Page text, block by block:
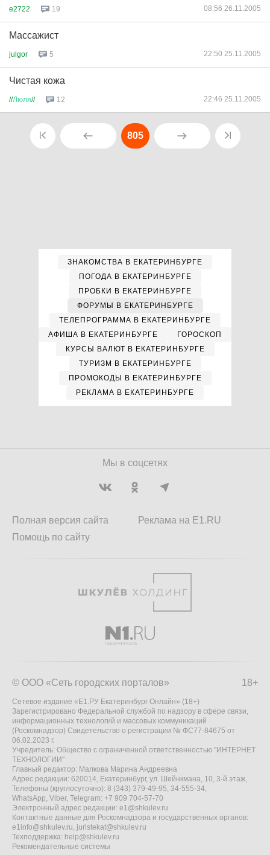
e2722 19 08:56 26.11.2005
Массажист
julgor 5 22:50 25.11.2005
Чистая кожа
//Люля// 12 22:46 25.11.2005
805
ЗНАКОМСТВА В ЕКАТЕРИНБУРГЕ
ПОГОДА В ЕКАТЕРИНБУРГЕ
ПРОБКИ В ЕКАТЕРИНБУРГЕ
ФОРУМЫ В ЕКАТЕРИНБУРГЕ
ТЕЛЕПРОГРАММА В ЕКАТЕРИНБУРГЕ
АФИША В ЕКАТЕРИНБУРГЕ
ГОРОСКОП
КУРСЫ ВАЛЮТ В ЕКАТЕРИНБУРГЕ
ТУРИЗМ В ЕКАТЕРИНБУРГЕ
ПРОМОКОДЫ В ЕКАТЕРИНБУРГЕ
РЕКЛАМА В ЕКАТЕРИНБУРГЕ
Мы в соцсетях
Полная версия сайта
Помощь по сайту
Реклама на E1.RU
18+
© ООО «Сеть городских порталов»
Сетевое издание «Е1.РУ Екатеринбург Онлайн» (18+)
Зарегистрировано Федеральной службой по надзору в сфере связи,
информационных технологий и массовых коммуникаций
(Роскомнадзор) Свидетельство о регистрации № ФС77-84675 от
06.02.2023 г.
Учредитель: Общество с ограниченной ответственностью "ИНТЕРНЕТ
ТЕХНОЛОГИИ"
Главный редактор: Малкова Марина Андреевна
Адрес редакции: 620014, Екатеринбург, ул. Шейнкмана, 10, 3-й этаж,
Телефоны (круглосуточно): 8 (343) 379-49-95, 34-555-34,
WhatsApp, Viber, Telegram: +7 909 704-57-70
Электронный адрес редакции: e1@shkulev.ru
Контактные данные для Роскомнадзора и государственных органов:
e1info@shkulev.ru, juristekat@shkulev.ru
Техподдержка: help@shkulev.ru
Рекомендательные системы